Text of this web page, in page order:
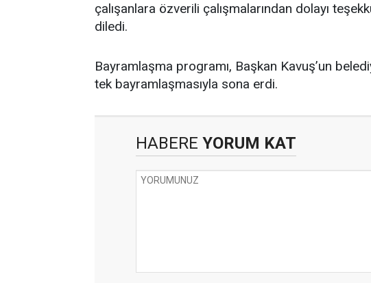
çalışanlara özverili çalışmalarından dolayı
diledi.
Bayramlaşma programı, Başkan Kavuş’un
tek bayramlaşmasıyla sona erdi.
HABERE YORUM KAT